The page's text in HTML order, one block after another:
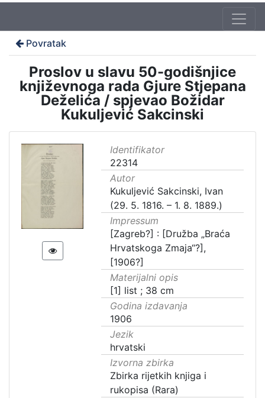
Povratak
Proslov u slavu 50-godišnjice
književnoga rada Gjure Stjepana
Deželića / spjevao Božidar
Kukuljević Sakcinski
Identifikator
22314
Autor
Kukuljević Sakcinski, Ivan
(29. 5. 1816. – 1. 8. 1889.)
Impressum
[Zagreb?] : [Družba „Braća
Hrvatskoga Zmaja“?],
[1906?]
Materijalni opis
[1] list ; 38 cm
Godina izdavanja
1906
Jezik
hrvatski
Izvorna zbirka
Zbirka rijetkih knjiga i
rukopisa (Rara)